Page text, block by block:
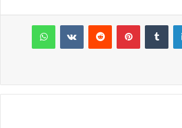
ai
l
ai
l
لينكدإن بينتيريست واتساب